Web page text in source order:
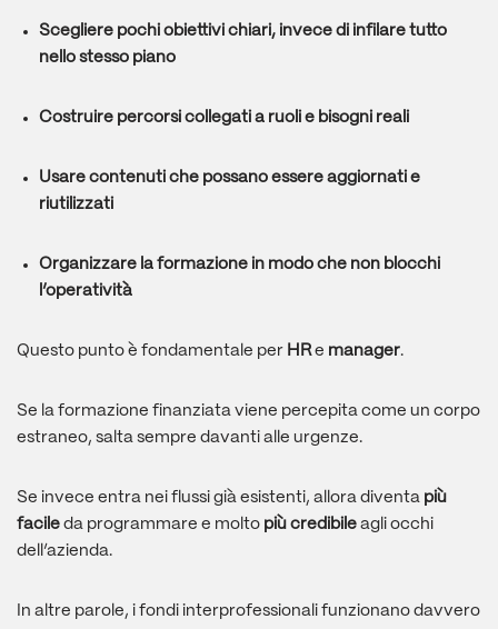
Scegliere pochi obiettivi chiari, invece di infilare tutto
nello stesso piano
Costruire percorsi collegati a ruoli e bisogni reali
Usare contenuti che possano essere aggiornati e
riutilizzati
Organizzare la formazione in modo che non blocchi
l’operatività
Questo punto è fondamentale per HR e manager.
Se la formazione finanziata viene percepita come un corpo
estraneo, salta sempre davanti alle urgenze.
Se invece entra nei flussi già esistenti, allora diventa più
facile da programmare e molto più credibile agli occhi
dell’azienda.
In altre parole, i fondi interprofessionali funzionano davvero